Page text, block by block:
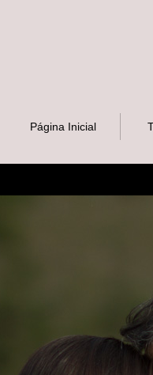
Página Inicial